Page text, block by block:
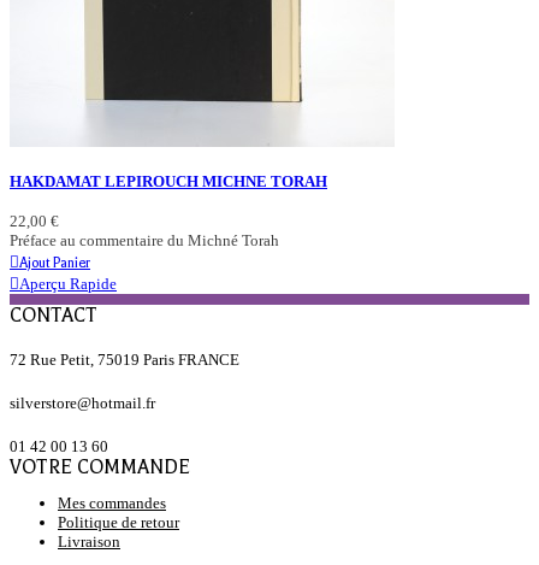
HAKDAMAT LEPIROUCH MICHNE TORAH
22,00 €
Préface au commentaire du Michné Torah
Ajout Panier
Aperçu Rapide
CONTACT
72 Rue Petit, 75019 Paris FRANCE
silverstore@hotmail.fr
01 42 00 13 60
VOTRE COMMANDE
Mes commandes
Politique de retour
Livraison